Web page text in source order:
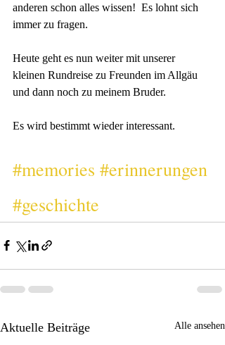
anderen schon alles wissen!  Es lohnt sich
immer zu fragen.
Heute geht es nun weiter mit unserer
kleinen Rundreise zu Freunden im Allgäu
und dann noch zu meinem Bruder.
Es wird bestimmt wieder interessant.
#memories #erinnerungen
#geschichte
Aktuelle Beiträge Alle ansehen